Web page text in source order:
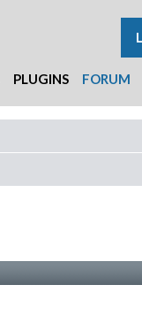
PLUGINS FORUM